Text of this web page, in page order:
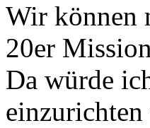
Wir können
20er
Da würde